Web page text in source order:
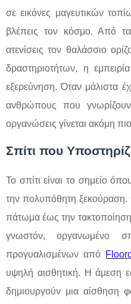
σε εικόνες μαγευτικών
βλέπεις τον κόσμο. Από
ατενίσεις τον θαλάσσιο
δραστηριοτήτων, η
εξερεύνηση. Όταν μάλιστα
ανθρώπους που γνωρίζουν
οργανώσεις γίνεται ακόμη
Σπίτι που
Το σπίτι είναι το σημείο
την πολυπόθητη
πάτωμα έως την
γνωστόν, οργανωμένο
προγυαλισμένων από
υψηλή αισθητική. Η άμεση
δημιουργούν μια αίσθηση